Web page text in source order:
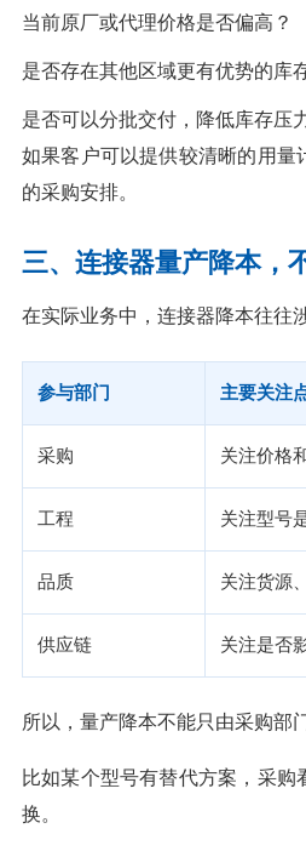
当前原厂或代理价格是否偏高？
是否存在其他区域更有优势的库
是否可以分批交付，降低库存压
如果客户可以提供较清晰的用
的采购安排。
三、连接器量产降本，
在实际业务中，连接器降本往往
参与部门 主要关注
采购 关注价格
工程 关注型号
品质 关注货源
供应链 关注是否
所以，量产降本不能只由采购部
比如某个型号有替代方案，采
换。